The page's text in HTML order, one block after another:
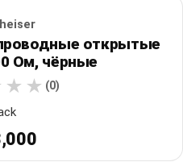
открытые
Ом, чёрные
(0)